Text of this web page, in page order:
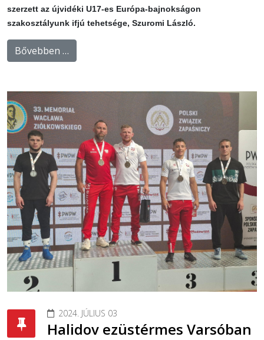
szerzett az újvidéki U17-es Európa-bajnokságon
szakosztályunk ifjú tehetsége, Szuromi László.
Bővebben …
2024. JÚLIUS 03
Halidov ezüstérmes Varsóban